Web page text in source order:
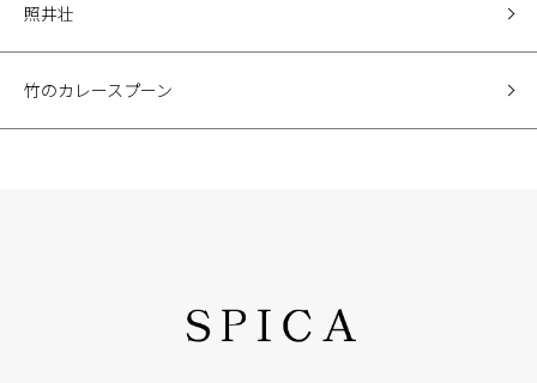
照井壮
竹のカレースプーン